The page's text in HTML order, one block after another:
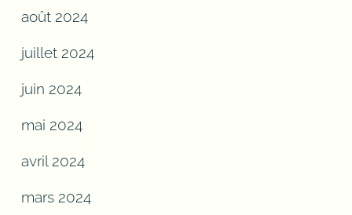
août 2024
juillet 2024
juin 2024
mai 2024
avril 2024
mars 2024